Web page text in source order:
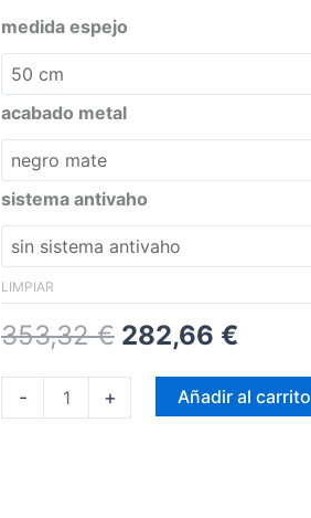
medida espejo
acabado metal
sistema antivaho
LIMPIAR
353,32€ 282,66 €
- + Añadir al carrito